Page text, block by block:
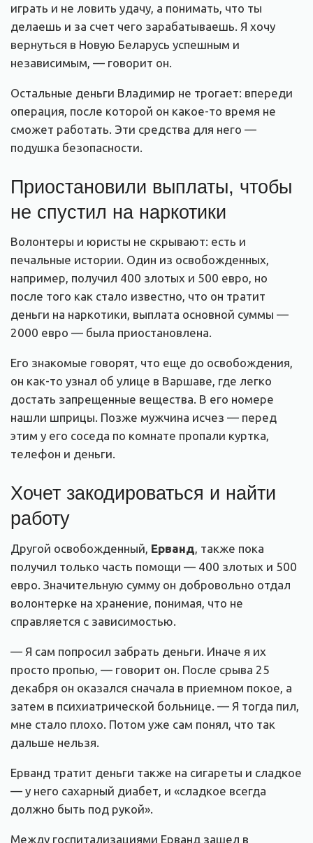
играть и не ловить удачу, а понимать, что ты
делаешь и за счет чего зарабатываешь. Я хочу
вернуться в Новую Беларусь успешным и
независимым, — говорит он.
Остальные деньги Владимир не трогает: впереди
операция, после которой он какое-то время не
сможет работать. Эти средства для него —
подушка безопасности.
Приостановили выплаты, чтобы
не спустил на наркотики
Волонтеры и юристы не скрывают: есть и
печальные истории. Один из освобожденных,
например, получил 400 злотых и 500 евро, но
после того как стало известно, что он тратит
деньги на наркотики, выплата основной суммы —
2000 евро — была приостановлена.
Его знакомые говорят, что еще до освобождения,
он как-то узнал об улице в Варшаве, где легко
достать запрещенные вещества. В его номере
нашли шприцы. Позже мужчина исчез — перед
этим у его соседа по комнате пропали куртка,
телефон и деньги.
Хочет закодироваться и найти
работу
Другой освобожденный, Ерванд , также пока
получил только часть помощи — 400 злотых и 500
евро. Значительную сумму он добровольно отдал
волонтерке на хранение, понимая, что не
справляется с зависимостью.
— Я сам попросил забрать деньги. Иначе я их
просто пропью, — говорит он. После срыва 25
декабря он оказался сначала в приемном покое, а
затем в психиатрической больнице. — Я тогда пил,
мне стало плохо. Потом уже сам понял, что так
дальше нельзя.
Ерванд тратит деньги также на сигареты и сладкое
— у него сахарный диабет, и «сладкое всегда
должно быть под рукой».
Между госпитализациями Ерванд зашел в